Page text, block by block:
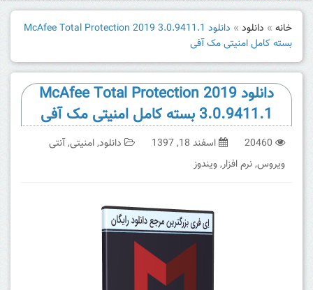
خانه » دانلود »
دانلود McAfee Total Protection 2019 3.0.9411.1
بسته کامل امنیتی مک آفی
دانلود McAfee Total Protection 2019
3.0.9411.1 بسته کامل امنیتی مک آفی
20460 اسفند 18, 1397 دانلود,امنیتی,آنتی
ویروس,نرم افزار,ویندوز